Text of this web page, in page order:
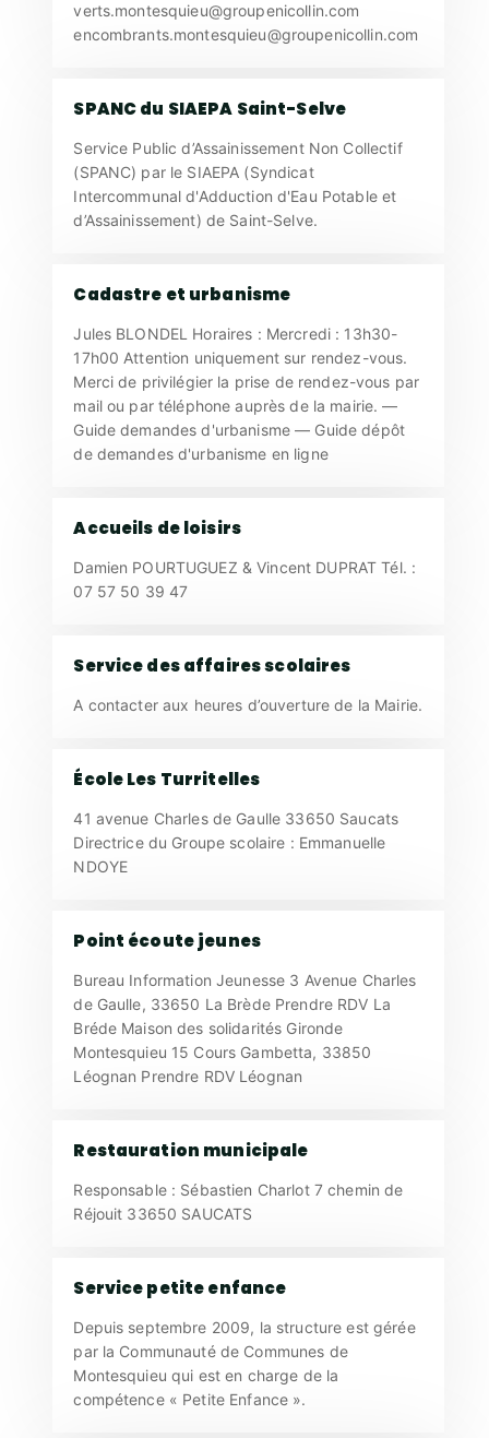
verts.montesquieu@groupenicollin.com
encombrants.montesquieu@groupenicollin.com
SPANC du SIAEPA Saint-Selve
Service Public d’Assainissement Non Collectif
(SPANC) par le SIAEPA (Syndicat
Intercommunal d'Adduction d'Eau Potable et
d’Assainissement) de Saint-Selve.
Cadastre et urbanisme
Jules BLONDEL Horaires : Mercredi : 13h30-
17h00 Attention uniquement sur rendez-vous.
Merci de privilégier la prise de rendez-vous par
mail ou par téléphone auprès de la mairie. —
Guide demandes d'urbanisme — Guide dépôt
de demandes d'urbanisme en ligne
Accueils de loisirs
Damien POURTUGUEZ & Vincent DUPRAT Tél. :
07 57 50 39 47
Service des affaires scolaires
A contacter aux heures d’ouverture de la Mairie.
École Les Turritelles
41 avenue Charles de Gaulle 33650 Saucats
Directrice du Groupe scolaire : Emmanuelle
NDOYE
Point écoute jeunes
Bureau Information Jeunesse 3 Avenue Charles
de Gaulle, 33650 La Brède Prendre RDV La
Bréde Maison des solidarités Gironde
Montesquieu 15 Cours Gambetta, 33850
Léognan Prendre RDV Léognan
Restauration municipale
Responsable : Sébastien Charlot 7 chemin de
Réjouit 33650 SAUCATS
Service petite enfance
Depuis septembre 2009, la structure est gérée
par la Communauté de Communes de
Montesquieu qui est en charge de la
compétence « Petite Enfance ».